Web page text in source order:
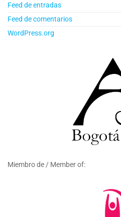
Feed de entradas
Feed de comentarios
WordPress.org
Miembro de / Member of: